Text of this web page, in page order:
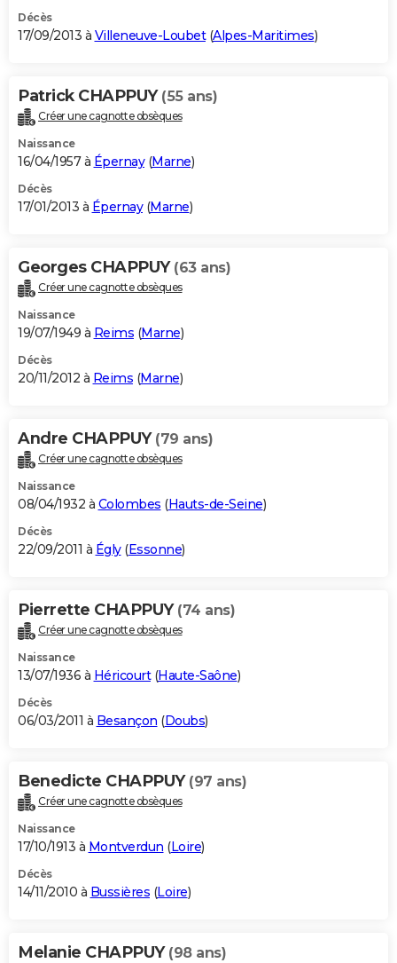
Décès
17/09/2013 à Villeneuve-Loubet(Alpes-Maritimes)
Patrick CHAPPUY (55 ans)
Créer une cagnotte obsèques
Naissance
16/04/1957 à Épernay(Marne)
Décès
17/01/2013 à Épernay(Marne)
Georges CHAPPUY (63 ans)
Créer une cagnotte obsèques
Naissance
19/07/1949 à Reims (Marne)
Décès
20/11/2012 à Reims (Marne)
Andre CHAPPUY (79 ans)
Créer une cagnotte obsèques
Naissance
08/04/1932 à Colombes (Hauts-de-Seine)
Décès
22/09/2011 à Égly(Essonne)
Pierrette CHAPPUY (74 ans)
Créer une cagnotte obsèques
Naissance
13/07/1936 à Héricourt(Haute-Saône)
Décès
06/03/2011 à Besançon (Doubs)
Benedicte CHAPPUY (97 ans)
Créer une cagnotte obsèques
Naissance
17/10/1913 à Montverdun (Loire)
Décès
14/11/2010 à Bussières (Loire)
Melanie CHAPPUY (98 ans)